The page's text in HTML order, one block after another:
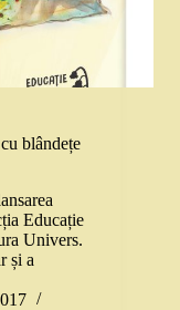
blândețe
Educație
Univers.
și a